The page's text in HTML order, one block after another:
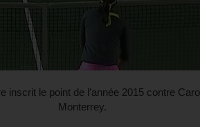
inscrit le point de l’année 2015 contre
Monterrey.